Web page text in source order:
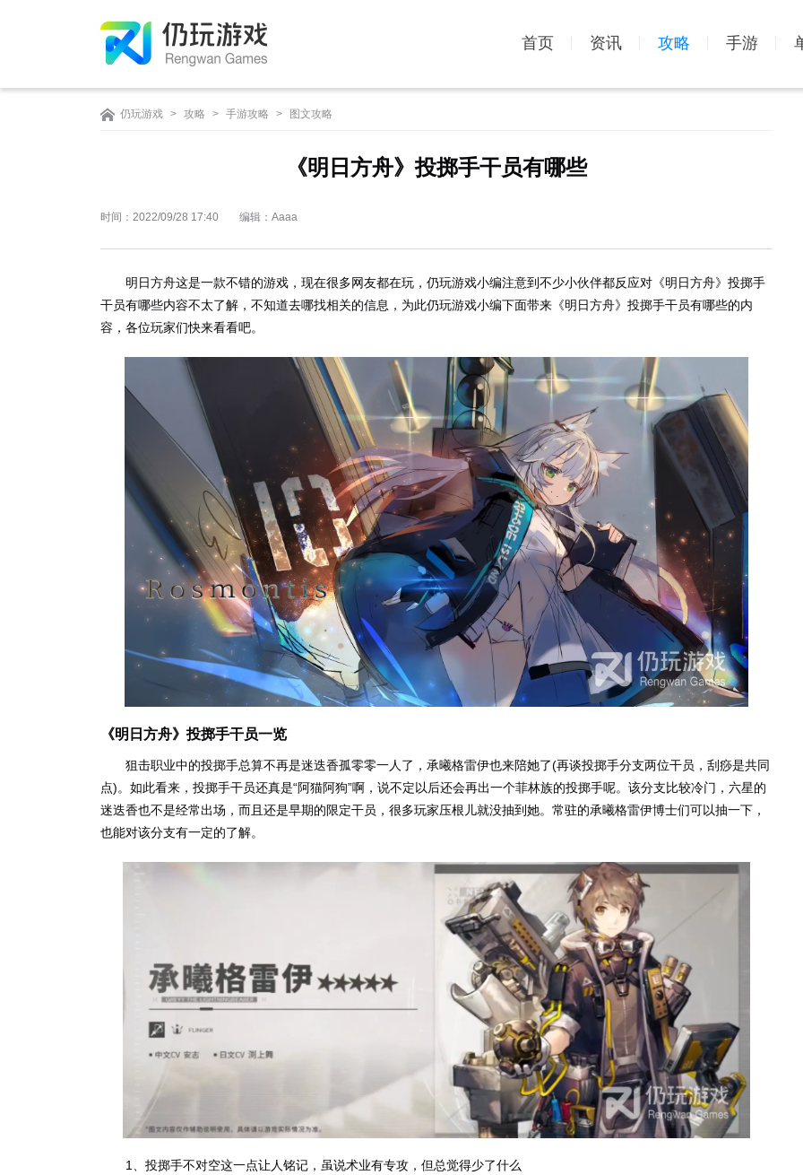
首页 资讯 攻略 手游
仍玩游戏 > 攻略 > 手游攻略 > 图文攻略
《明日方舟》投掷手干员有哪些
时间：2022/09/28 17:40 编辑：Aaaa
明日方舟这是一款不错的游戏，现在很多网友都在玩，仍玩游戏小编注意到不少小伙伴都反应对《明日方舟》投掷手
干员有哪些内容不太了解，不知道去哪找相关的信息，为此仍玩游戏小编下面带来《明日方舟》投掷手干员有哪些的内
容，各位玩家们快来看看吧。
《明日方舟》投掷手干员一览
狙击职业中的投掷手总算不再是迷迭香孤零零一人了，承曦格雷伊也来陪她了(再谈投掷手分支两位干员，刮痧是共同
点)。如此看来，投掷手干员还真是“阿猫阿狗”啊，说不定以后还会再出一个菲林族的投掷手呢。该分支比较冷门，六星的
迷迭香也不是经常出场，而且还是早期的限定干员，很多玩家压根儿就没抽到她。常驻的承曦格雷伊博士们可以抽一下，
也能对该分支有一定的了解。
1、投掷手不对空这一点让人铭记，虽说术业有专攻，但总觉得少了什么